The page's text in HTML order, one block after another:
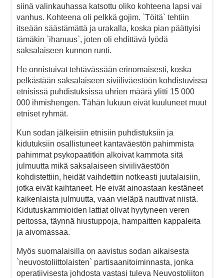
siinä valinkauhassa katsottu oliko kohteena lapsi vai
vanhus. Kohteena oli pelkkä gojim. `Töitä` tehtiin
itseään säästämättä ja urakalla, koska pian päättyisi
tämäkin `ihanuus`, joten oli ehdittävä lyödä
saksalaiseen kunnon runti.
He onnistuivat tehtävässään erinomaisesti, koska
pelkästään saksalaiseen siviiliväestöön kohdistuvissa
etnisissä puhdistuksissa uhrien määrä ylitti 15 000
000 ihmishengen. Tähän lukuun eivät kuuluneet muut
etniset ryhmät.
Kun sodan jälkeisiin etnisiin puhdistuksiin ja
kidutuksiin osallistuneet kantaväestön pahimmista
pahimmat psykopaatitkin alkoivat kammota sitä
julmuutta mikä saksalaiseen siviiliväestöön
kohdistettiin, heidät vaihdettiin notkeasti juutalaisiin,
jotka eivät kaihtaneet. He eivät ainoastaan kestäneet
kaikenlaista julmuutta, vaan vieläpä nauttivat niistä.
Kidutuskammioiden lattiat olivat hyytyneen veren
peitossa, täynnä hiustuppoja, hampaitten kappaleita
ja aivomassaa.
Myös suomalaisilla on aavistus sodan aikaisesta
`neuvostoliittolaisten` partisaanitoiminnasta, jonka
operatiivisesta johdosta vastasi tuleva Neuvostoliiton